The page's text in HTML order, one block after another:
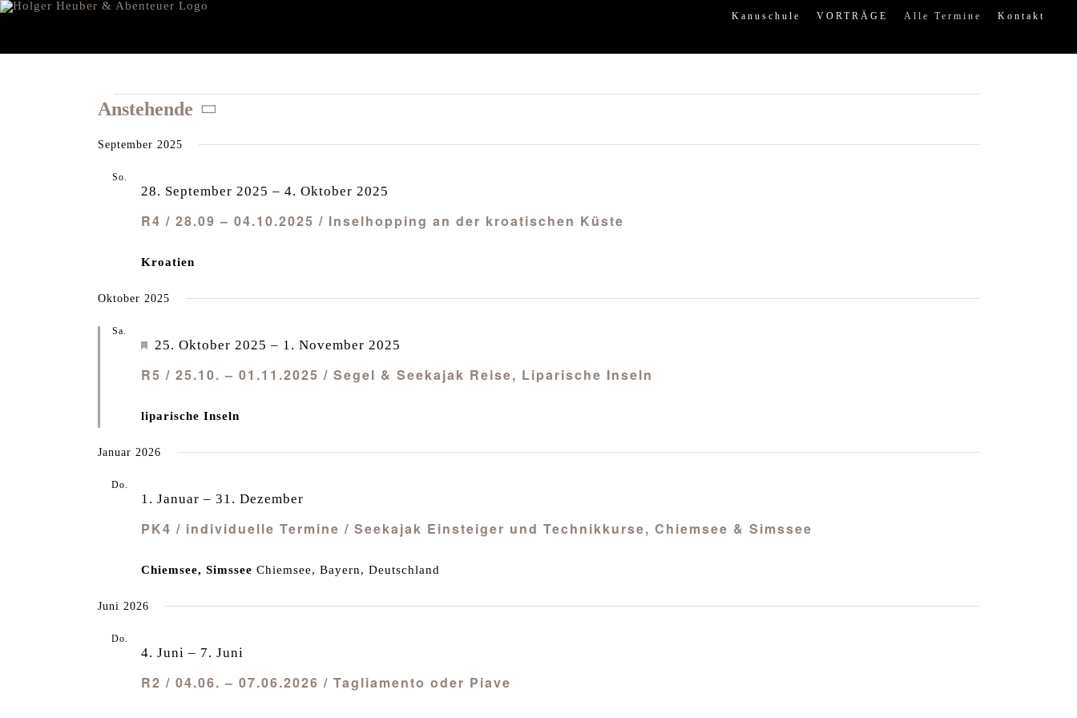
Zum
Kanuschule VORTRÄGE Alle Termine Kontakt
Veranstaltungen
Anstehende
wählen.
September 2025
So.
R4 / 28.09 – 04.10.2025 / Inselhopping an der kroatischen Küste
28. September 2025 – 4. Oktober 2025
Kroatien
Oktober 2025
Sa.
R5 / 25.10. – 01.11.2025 / Segel & Seekajak Reise, Liparische Inseln
Empfohlen
25. Oktober 2025 – 1. November 2025
liparische Inseln
Januar 2026
Do.
PK4 / individuelle Termine / Seekajak Einsteiger und Technikkurse, Chiemsee & Simssee
1. Januar – 31. Dezember
Chiemsee, Simssee Chiemsee, Bayern, Deutschland
Juni 2026
Do.
R2 / 04.06. – 07.06.2026 / Tagliamento oder Piave
4. Juni – 7. Juni